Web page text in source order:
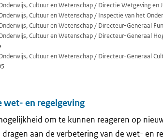
Cultuur en Wetenschap / Directie Wetgeving en
Cultuur en Wetenschap / Inspectie van het
Cultuur en Wetenschap / Directeur-Generaal
Cultuur en Wetenschap / Directeur-Generaal
Cultuur en Wetenschap / Directeur-Generaal
en regelgeving
om te kunnen reageren op
aan de verbetering van de wet- en